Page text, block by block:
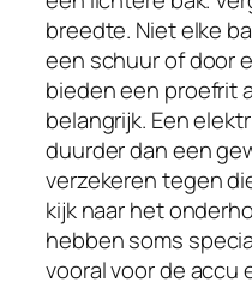
breedte. Niet elke
een schuur of door
bieden een proefrit
belangrijk. Een
duurder dan een
verzekeren tegen
kijk naar het
hebben soms
vooral voor de accu